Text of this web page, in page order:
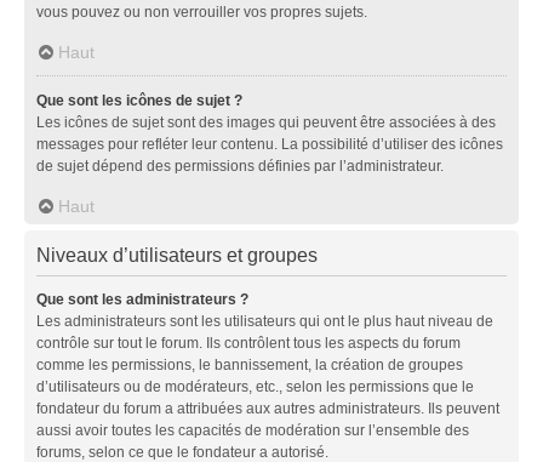
vous pouvez ou non verrouiller vos propres sujets.
Haut
Que sont les icônes de sujet ?
Les icônes de sujet sont des images qui peuvent être associées à des
messages pour refléter leur contenu. La possibilité d’utiliser des icônes
de sujet dépend des permissions définies par l’administrateur.
Haut
Niveaux d’utilisateurs et groupes
Que sont les administrateurs ?
Les administrateurs sont les utilisateurs qui ont le plus haut niveau de
contrôle sur tout le forum. Ils contrôlent tous les aspects du forum
comme les permissions, le bannissement, la création de groupes
d’utilisateurs ou de modérateurs, etc., selon les permissions que le
fondateur du forum a attribuées aux autres administrateurs. Ils peuvent
aussi avoir toutes les capacités de modération sur l’ensemble des
forums, selon ce que le fondateur a autorisé.